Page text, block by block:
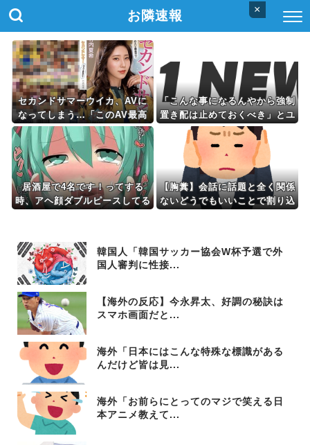
×
お隣速報
セカンドサマーウイカ、AVに
なってしまう…「このAV最高
やで！」
「こんな事になるんやから強制
置き配は止めておくべき」とユ
ーザーがドン引き、UberEats
が導入した強制置き配が起こし
たのは……
居酒屋で4名です！ってする
時、アヘ顔ダブルピースしてる
【胸糞】会話に話題と全く関係
ないどうでもいいことで割り込
韓国人「韓国サッカー協会W杯予選で外
国人審判に性接...
【海外の反応】今永昇太、好調の秘訣は
スマホ画面だと...
海外「日本にはこんな特殊な標識がある
んだけど皆は見...
海外「お前らにとってのマジで笑える日
本アニメ教えて...